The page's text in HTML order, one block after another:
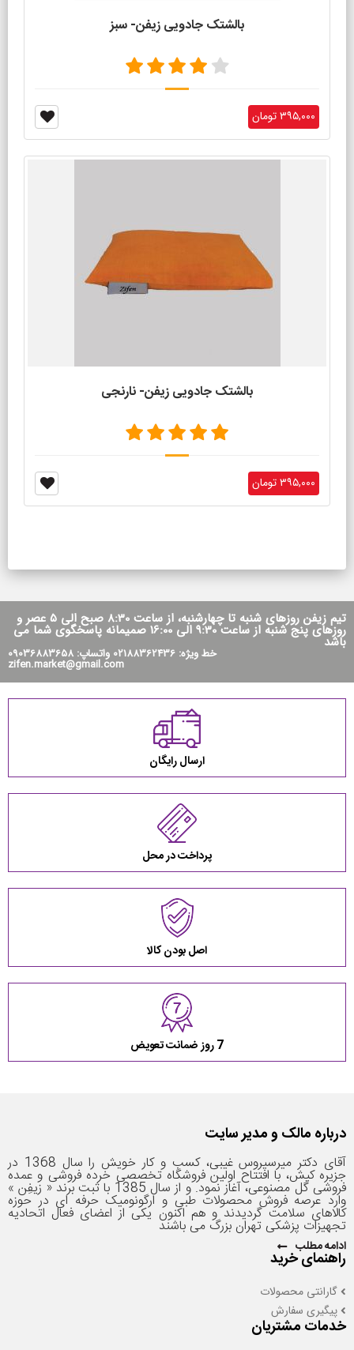
بالشتک جادویی زیفن- سبز
۳۹۵,۰۰۰ تومان
بالشتک جادویی زیفن- نارنجی
۳۹۵,۰۰۰ تومان
تیم زیفن روزهای شنبه تا چهارشنبه، از ساعت 8:30 صبح الی 5 عصر و
روزهای پنج شنبه از ساعت 9:30 الی 16:00 صمیمانه پاسخگوی شما می
باشد
خط ویژه: 02188362436 واتساپ: 09036883658
zifen.market@gmail.com
ارسال رایگان
پرداخت در محل
اصل بودن کالا
7 روز ضمانت تعویض
درباره مالک و مدیر سایت
آقای دکتر میرسیروس غیبی، کسب و کار خویش را سال 1368 در
جزیره کیش، با افتتاح اولین فروشگاه تخصصی خرده فروشی و عمده
فروشی گل مصنوعی، آغاز نمود. و از سال 1385 با ثبت برند « زیفِن »
وارد عرصه فروش محصولات طبی و ارگونومیک حرفه­ ای در حوزه
کالاهای سلامت گردیدند و هم اکنون یکی از اعضای فعال اتحادیه
تجهیزات پزشکی تهران بزرگ می باشند
ادامه مطلب
راهنمای خرید
گارانتی محصولات
پیگیری سفارش
خدمات مشتریان